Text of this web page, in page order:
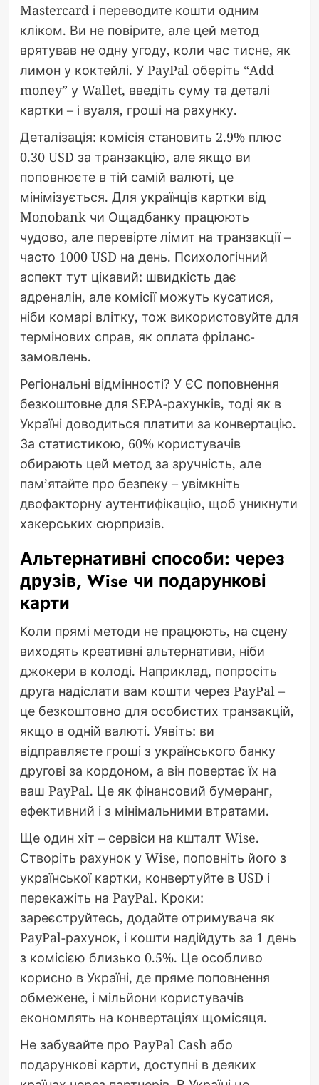
Mastercard і переводите кошти одним
кліком. Ви не повірите, але цей метод
врятував не одну угоду, коли час тисне, як
лимон у коктейлі. У PayPal оберіть “Add
money” у Wallet, введіть суму та деталі
картки – і вуаля, гроші на рахунку.
Деталізація: комісія становить 2.9% плюс
0.30 USD за транзакцію, але якщо ви
поповнюєте в тій самій валюті, це
мінімізується. Для українців картки від
Monobank чи Ощадбанку працюють
чудово, але перевірте лімит на транзакції –
часто 1000 USD на день. Психологічний
аспект тут цікавий: швидкість дає
адреналін, але комісії можуть кусатися,
ніби комарі влітку, тож використовуйте для
термінових справ, як оплата фріланс-
замовлень.
Регіональні відмінності? У ЄС поповнення
безкоштовне для SEPA-рахунків, тоді як в
Україні доводиться платити за конвертацію.
За статистикою, 60% користувачів
обирають цей метод за зручність, але
пам’ятайте про безпеку – увімкніть
двофакторну аутентифікацію, щоб уникнути
хакерських сюрпризів.
Альтернативні способи: через
друзів, Wise чи подарункові
карти
Коли прямі методи не працюють, на сцену
виходять креативні альтернативи, ніби
джокери в колоді. Наприклад, попросіть
друга надіслати вам кошти через PayPal –
це безкоштовно для особистих транзакцій,
якщо в одній валюті. Уявіть: ви
відправляєте гроші з українського банку
другові за кордоном, а він повертає їх на
ваш PayPal. Це як фінансовий бумеранг,
ефективний і з мінімальними втратами.
Ще один хіт – сервіси на кшталт Wise.
Створіть рахунок у Wise, поповніть його з
української картки, конвертуйте в USD і
перекажіть на PayPal. Кроки:
зареєструйтесь, додайте отримувача як
PayPal-рахунок, і кошти надійдуть за 1 день
з комісією близько 0.5%. Це особливо
корисно в Україні, де пряме поповнення
обмежене, і мільйони користувачів
економлять на конвертаціях щомісяця.
Не забувайте про PayPal Cash або
подарункові карти, доступні в деяких